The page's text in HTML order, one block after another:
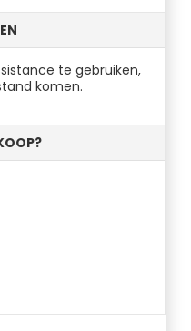
te gebruiken,
komen.